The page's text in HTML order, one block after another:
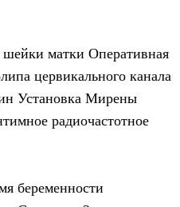
шейки матки Оперативная
цервикального канала
Установка Мирены
радиочастотное
беременности